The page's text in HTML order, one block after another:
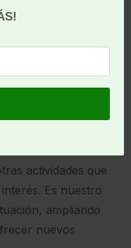
culturales,
la
actividades que
Es nuestro
ampliando
nuevos